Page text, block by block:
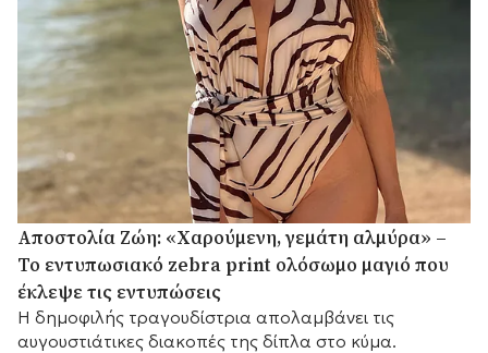
Αποστολία Ζώη: «Χαρούμενη, γεμάτη αλμύρα» –
Το εντυπωσιακό zebra print ολόσωμο μαγιό που
έκλεψε τις εντυπώσεις
Η δημοφιλής τραγουδίστρια απολαμβάνει τις
αυγουστιάτικες διακοπές της δίπλα στο κύμα.